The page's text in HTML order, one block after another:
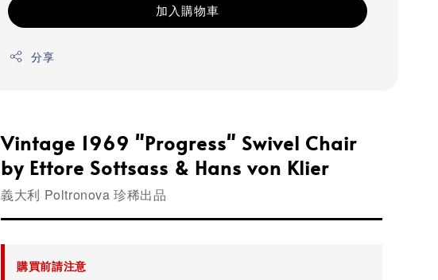
加入購物車
分享
Vintage 1969 "Progress" Swivel Chair
by Ettore Sottsass & Hans von Klier
義大利 Poltronova 珍稀出品
購買前請注意